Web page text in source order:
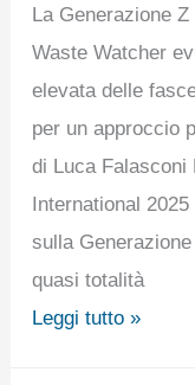
La Generazione
Waste Watcher
elevata delle
per un approccio
di Luca Falasconi
International
sulla
quasi totalità
Leggi tutto »